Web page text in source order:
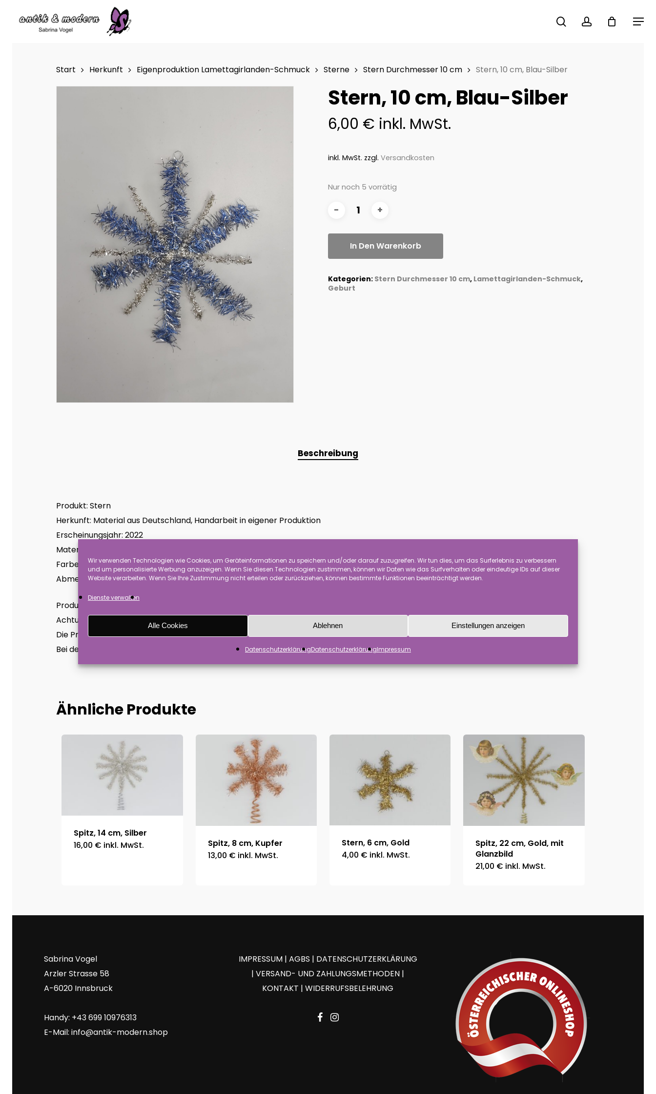
Wir verwenden Technologien wie Cookies, um Geräteinformationen zu speichern und/oder darauf zuzugreifen. Wir tun dies, um das Surferlebnis zu verbessern
und um personalisierte Werbung anzuzeigen. Wenn Sie diesen Technologien zustimmen, können wir Daten wie das Surfverhalten oder eindeutige IDs auf dieser
Website verarbeiten. Wenn Sie Ihre Zustimmung nicht erteilen oder zurückziehen, können bestimmte Funktionen beeinträchtigt werden.
Dienste verwalten
Alle Cookies Ablehnen Einstellungen anzeigen
DatenschutzerklärungDatenschutzerklärungImpressum
Menu
searchaccount
Start Herkunft Eigenproduktion Lamettagirlanden-Schmuck Sterne Stern Durchmesser 10 cm Stern, 10 cm, Blau-Silber
Stern, 10 cm, Blau-Silber
6,00 € inkl. MwSt.
inkl. MwSt. zzgl. Versandkosten
Nur noch 5 vorrätig
In Den Warenkorb
Kategorien: Stern Durchmesser 10 cm, Lamettagirlanden-Schmuck,
Geburt
Beschreibung
Produkt: Stern
Herkunft: Material aus Deutschland, Handarbeit in eigener Produktion
Erscheinungsjahr: 2022
Material: Lamettagirlande, Steifgirlande und Draht
Farbe und Gestaltung: Lamettagirlande Blau-Silber, Steifgirlande Silber
Abmessung: ca. 10 cm
Produkthinweise:
Achtung es handelt sich hierbei um Dekoration und kein Spielzeug für Kinder.
Die Produkte enthalten leitfähigen Draht. Bitte stellen Sie sicher, dass kein Kontakt zu elektrischen Erzeugnissen hergestellt wird.
Bei den angebotenen Waren handelt es sich um Handarbeit. Sie können sich im Aussehen und der Größe leicht unterscheiden.
Ähnliche Produkte
Spitz, 14 cm, Silber
16,00 € inkl. MwSt.
Spitz, 8 cm, Kupfer
13,00 € inkl. MwSt.
Stern, 6 cm, Gold
4,00 € inkl. MwSt.
Spitz, 22 cm, Gold, mit
Glanzbild
21,00 € inkl. MwSt.
Sabrina Vogel
Arzler Strasse 58
A-6020 Innsbruck
Handy: +43 699 10976313
E-Mail: info@antik-modern.shop
IMPRESSUM| AGBS | DATENSCHUTZERKLÄRUNG
|VERSAND- UND ZAHLUNGSMETHODEN |
KONTAKT |WIDERRUFSBELEHRUNG
facebook
instagram